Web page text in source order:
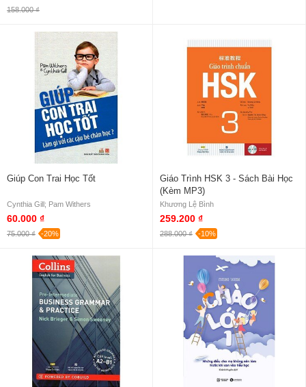
158.000 ₫
Giúp Con Trai Học Tốt
Cynthia Gill; Pam Withers
60.000 ₫
75.000 ₫ -20%
Giáo Trình HSK 3 - Sách Bài Học
(Kèm MP3)
Khương Lệ Bình
259.200 ₫
288.000 ₫ -10%